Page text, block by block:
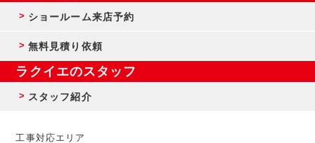
ショールーム来店予約
無料見積り依頼
ラクイエのスタッフ
スタッフ紹介
工事対応エリア